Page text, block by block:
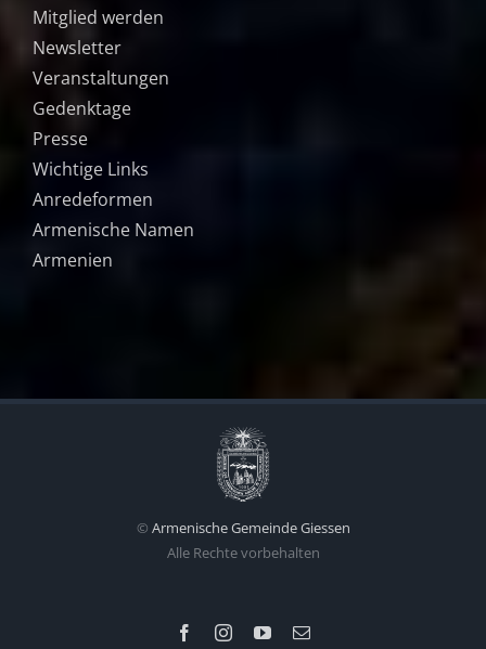
Mitglied werden
Newsletter
Veranstaltungen
Gedenktage
Presse
Wichtige Links
Anredeformen
Armenische Namen
Armenien
© Armenische Gemeinde Giessen
Alle Rechte vorbehalten
FacebookInstagramYouTubeEmail